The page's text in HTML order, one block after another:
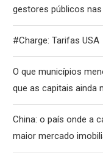
gestores públicos
#Charge: Tarifas USA
O que municípios
que as capitais ainda
China: o país onde a
maior mercado